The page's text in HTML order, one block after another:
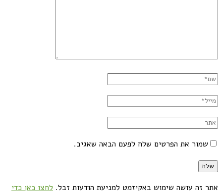
שמור את הפרטים שלח לפעם הבאה שאגיב.
אתר זה עושה שימוש באקיזמט למניעת הודעות זבל. לחצו כאן כדי